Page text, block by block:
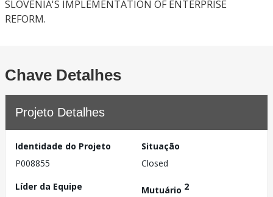
SLOVENIA'S IMPLEMENTATION OF ENTERPRISE
REFORM.
Chave Detalhes
Projeto Detalhes
Identidade do Projeto
P008855
Situação
Closed
Líder da Equipe
Mutuário 2